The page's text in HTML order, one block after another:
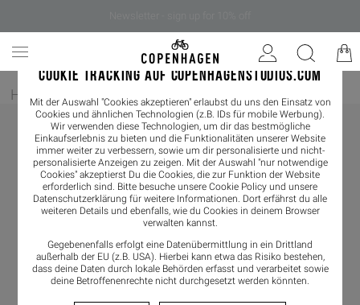
COOKIE TRACKING AUF COPENHAGENSTUDIOS.COM
Mit der Auswahl "Cookies akzeptieren" erlaubst du uns den Einsatz von
Cookies und ähnlichen Technologien (z.B. IDs für mobile Werbung).
Wir verwenden diese Technologien, um dir das bestmögliche
Einkaufserlebnis zu bieten und die Funktionalitäten unserer Website
immer weiter zu verbessern, sowie um dir personalisierte und nicht-
personalisierte Anzeigen zu zeigen. Mit der Auswahl "nur notwendige
Cookies" akzeptierst Du die Cookies, die zur Funktion der Website
erforderlich sind. Bitte besuche unsere Cookie Policy und unsere
Datenschutzerklärung für weitere Informationen. Dort erfährst du alle
weiteren Details und ebenfalls, wie du Cookies in deinem Browser
verwalten kannst.
Gegebenenfalls erfolgt eine Datenübermittlung in ein Drittland
außerhalb der EU (z.B. USA). Hierbei kann etwa das Risiko bestehen,
dass deine Daten durch lokale Behörden erfasst und verarbeitet sowie
deine Betroffenenrechte nicht durchgesetzt werden könnten.
Home / Bekleidung Shirts & Blouses Tank Top